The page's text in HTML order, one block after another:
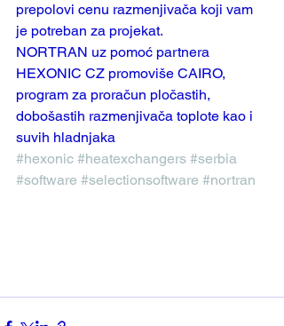
prepolovi cenu razmenjivača koji vam
je potreban za projekat.
NORTRAN uz pomoć partnera
HEXONIC CZ promoviše CAIRO,
program za proračun pločastih,
dobošastih razmenjivača toplote kao i
suvih hladnjaka
#hexonic #heatexchangers #serbia
#software #selectionsoftware #nortran